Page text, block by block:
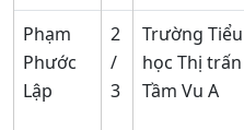
Phạm
Phước
Lập
2
/
3
Trường Tiểu
học Thị trấn
Tầm Vu A